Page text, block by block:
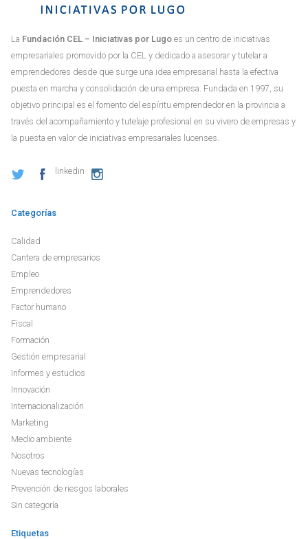
La Fundación CEL – Iniciativas por Lugo es un centro de iniciativas
empresariales promovido por la CEL y dedicado a asesorar y tutelar a
emprendedores desde que surge una idea empresarial hasta la efectiva
puesta en marcha y consolidación de una empresa. Fundada en 1997, su
objetivo principal es el fomento del espíritu emprendedor en la provincia a
través del acompañamiento y tutelaje profesional en su vivero de empresas y
la puesta en valor de iniciativas empresariales lucenses.
linkedin
Categorías
Calidad
Cantera de empresarios
Empleo
Emprendedores
Factor humano
Fiscal
Formación
Gestión empresarial
Informes y estudios
Innovación
Internacionalización
Marketing
Medio ambiente
Nosotros
Nuevas tecnologías
Prevención de riesgos laborales
Sin categoría
Etiquetas